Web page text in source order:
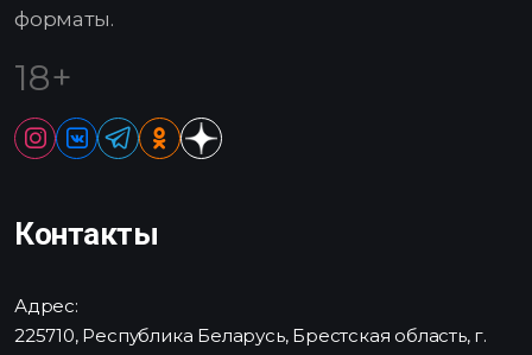
форматы.
18+
Контакты
Адрес:
225710, Республика Беларусь, Брестская область, г.